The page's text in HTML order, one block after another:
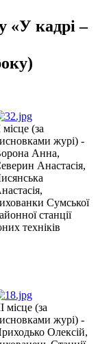
«У кадрі –
(за
журі) -
Анна,
Анастасія,
Сумської
станції
техніків
місце (за
журі) -
Олексій,